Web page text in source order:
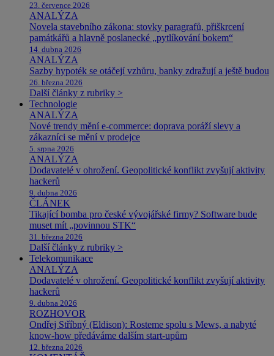
23. července 2026
ANALÝZA
Novela stavebního zákona: stovky paragrafů, přiškrcení
památkářů a hlavně poslanecké „pytlíkování bokem“
14. dubna 2026
ANALÝZA
Sazby hypoték se otáčejí vzhůru, banky zdražují a ještě budou
26. března 2026
Další články z rubriky >
Technologie
ANALÝZA
Nové trendy mění e-commerce: doprava poráží slevy a
zákazníci se mění v prodejce
5. srpna 2026
ANALÝZA
Dodavatelé v ohrožení. Geopolitické konflikt zvyšují aktivity
hackerů
9. dubna 2026
ČLÁNEK
Tikající bomba pro české vývojářské firmy? Software bude
muset mít „povinnou STK“
31. března 2026
Další články z rubriky >
Telekomunikace
ANALÝZA
Dodavatelé v ohrožení. Geopolitické konflikt zvyšují aktivity
hackerů
9. dubna 2026
ROZHOVOR
Ondřej Stříbný (Eldison): Rosteme spolu s Mews, a nabyté
know-how předáváme dalším start-upům
12. března 2026